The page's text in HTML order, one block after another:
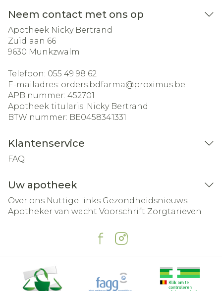
Neem contact met ons op
Apotheek Nicky Bertrand
Zuidlaan 66
9630 Munkzwalm
Telefoon: 055 49 98 62
E-mailadres: orders.bdfarma@proximus.be
APB nummer: 452701
Apotheek titularis: Nicky Bertrand
BTW nummer: BE0458341331
Klantenservice
FAQ
Uw apotheek
Over ons Nuttige links Gezondheidsnieuws
Apotheker van wacht Voorschrift Zorgtarieven